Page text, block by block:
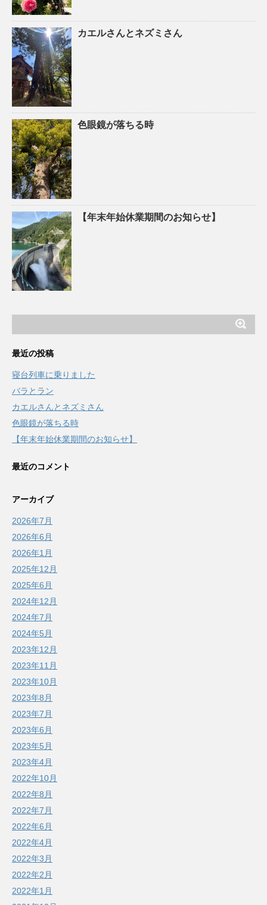
カエルさんとネズミさん
色眼鏡が落ちる時
【年末年始休業期間のお知らせ】
最近の投稿
寝台列車に乗りました
バラとラン
カエルさんとネズミさん
色眼鏡が落ちる時
【年末年始休業期間のお知らせ】
最近のコメント
アーカイブ
2026年7月
2026年6月
2026年1月
2025年12月
2025年6月
2024年12月
2024年7月
2024年5月
2023年12月
2023年11月
2023年10月
2023年8月
2023年7月
2023年6月
2023年5月
2023年4月
2022年10月
2022年8月
2022年7月
2022年6月
2022年4月
2022年3月
2022年2月
2022年1月